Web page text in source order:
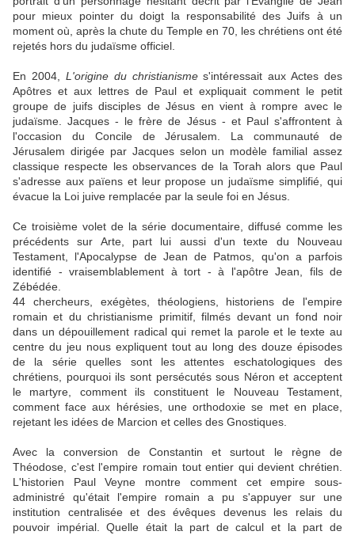
pour mieux pointer du doigt la responsabilité des Juifs à un
moment où, après la chute du Temple en 70, les chrétiens ont été
rejetés hors du judaïsme officiel.
En 2004, L'origine du christianismes'intéressait aux Actes des
Apôtres et aux lettres de Paul et expliquait comment le petit
groupe de juifs disciples de Jésus en vient à rompre avec le
judaïsme. Jacques - le frère de Jésus - et Paul s'affrontent à
l'occasion du Concile de Jérusalem. La communauté de
Jérusalem dirigée par Jacques selon un modèle familial assez
classique respecte les observances de la Torah alors que Paul
s'adresse aux païens et leur propose un judaïsme simplifié, qui
évacue la Loi juive remplacée par la seule foi en Jésus.
Ce troisième volet de la série documentaire, diffusé comme les
précédents sur Arte, part lui aussi d'un texte du Nouveau
Testament, l'Apocalypse de Jean de Patmos, qu'on a parfois
identifié - vraisemblablement à tort - à l'apôtre Jean, fils de
Zébédée.
44 chercheurs, exégètes, théologiens, historiens de l'empire
romain et du christianisme primitif, filmés devant un fond noir
dans un dépouillement radical qui remet la parole et le texte au
centre du jeu nous expliquent tout au long des douze épisodes
de la série quelles sont les attentes eschatologiques des
chrétiens, pourquoi ils sont persécutés sous Néron et acceptent
le martyre, comment ils constituent le Nouveau Testament,
comment face aux hérésies, une orthodoxie se met en place,
rejetant les idées de Marcion et celles des Gnostiques.
Avec la conversion de Constantin et surtout le règne de
Théodose, c'est l'empire romain tout entier qui devient chrétien.
L'historien Paul Veyne montre comment cet empire sous-
administré qu'était l'empire romain a pu s'appuyer sur une
institution centralisée et des évêques devenus les relais du
pouvoir impérial. Quelle était la part de calcul et la part de